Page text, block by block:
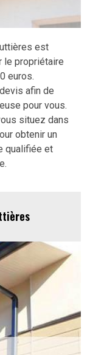
est
le propriétaire
euros.
afin de
pour vous.
situez dans
obtenir un
qualifiée et